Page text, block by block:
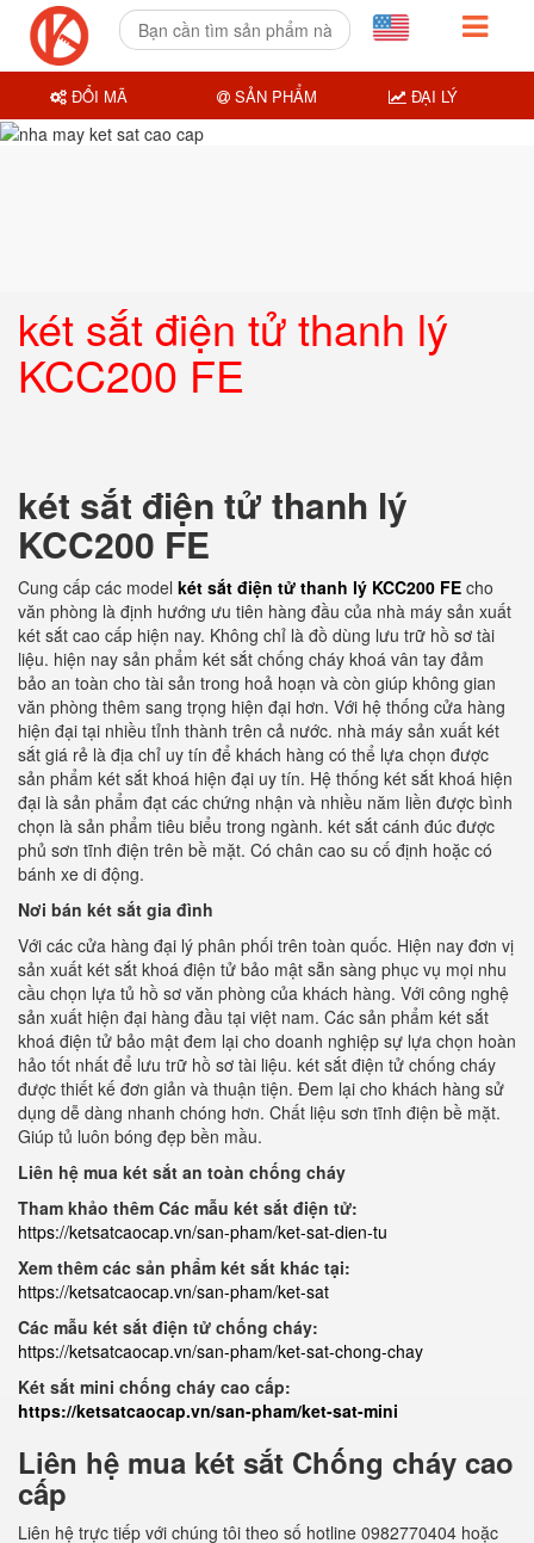
két sắt điện tử thanh lý
KCC200 FE
két sắt điện tử thanh lý
KCC200 FE
Cung cấp các model két sắt điện tử thanh lý KCC200 FE cho
văn phòng là định hướng ưu tiên hàng đầu của nhà máy sản xuất
két sắt cao cấp hiện nay. Không chỉ là đồ dùng lưu trữ hồ sơ tài
liệu. hiện nay sản phẩm két sắt chống cháy khoá vân tay đảm
bảo an toàn cho tài sản trong hoả hoạn và còn giúp không gian
văn phòng thêm sang trọng hiện đại hơn. Với hệ thống cửa hàng
hiện đại tại nhiều tỉnh thành trên cả nước. nhà máy sản xuất két
sắt giá rẻ là địa chỉ uy tín để khách hàng có thể lựa chọn được
sản phẩm két sắt khoá hiện đại uy tín. Hệ thống két sắt khoá hiện
đại là sản phẩm đạt các chứng nhận và nhiều năm liền được bình
chọn là sản phẩm tiêu biểu trong ngành. két sắt cánh đúc được
phủ sơn tĩnh điện trên bề mặt. Có chân cao su cố định hoặc có
bánh xe di động.
Nơi bán két sắt gia đình
Với các cửa hàng đại lý phân phối trên toàn quốc. Hiện nay đơn vị
sản xuất két sắt khoá điện tử bảo mật sẵn sàng phục vụ mọi nhu
cầu chọn lựa tủ hồ sơ văn phòng của khách hàng. Với công nghệ
sản xuất hiện đại hàng đầu tại việt nam. Các sản phẩm két sắt
khoá điện tử bảo mật đem lại cho doanh nghiệp sự lựa chọn hoàn
hảo tốt nhất để lưu trữ hồ sơ tài liệu. két sắt điện tử chống cháy
được thiết kế đơn giản và thuận tiện. Đem lại cho khách hàng sử
dụng dễ dàng nhanh chóng hơn. Chất liệu sơn tĩnh điện bề mặt.
Giúp tủ luôn bóng đẹp bền mầu.
Liên hệ mua két sắt an toàn chống cháy
Tham khảo thêm Các mẫu két sắt điện tử:
https://ketsatcaocap.vn/san-pham/ket-sat-dien-tu
Xem thêm các sản phẩm két sắt khác tại:
https://ketsatcaocap.vn/san-pham/ket-sat
Các mẫu két sắt điện tử chống cháy:
https://ketsatcaocap.vn/san-pham/ket-sat-chong-chay
Két sắt mini chống cháy cao cấp:
https://ketsatcaocap.vn/san-pham/ket-sat-mini
Liên hệ mua két sắt Chống cháy cao
cấp
Liên hệ trực tiếp với chúng tôi theo số hotline 0982770404 hoặc
ĐỔI MÃ SẢN PHẨM ĐẠI LÝ